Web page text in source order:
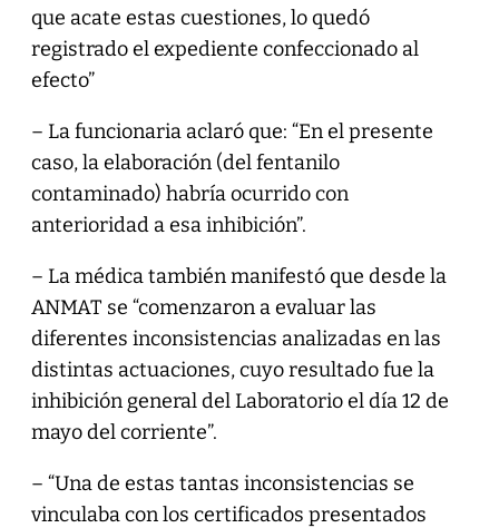
que acate estas cuestiones, lo quedó
registrado el expediente confeccionado al
efecto”
– La funcionaria aclaró que: “En el presente
caso, la elaboración (del fentanilo
contaminado) habría ocurrido con
anterioridad a esa inhibición”.
– La médica también manifestó que desde la
ANMAT se “comenzaron a evaluar las
diferentes inconsistencias analizadas en las
distintas actuaciones, cuyo resultado fue la
inhibición general del Laboratorio el día 12 de
mayo del corriente”.
– “Una de estas tantas inconsistencias se
vinculaba con los certificados presentados